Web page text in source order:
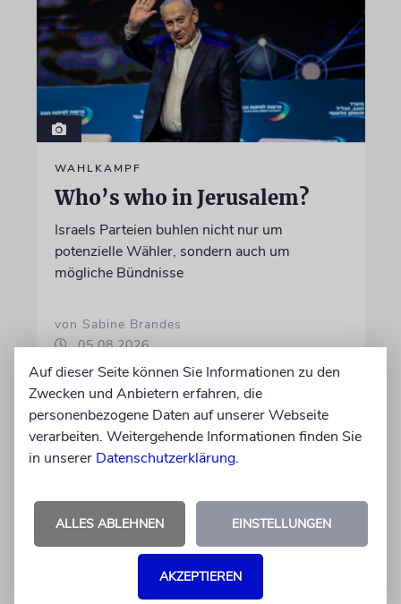
WAHLKAMPF
Who’s who in Jerusalem?
Israels Parteien buhlen nicht nur um
potenzielle Wähler, sondern auch um
mögliche Bündnisse
von Sabine Brandes
05.08.2026
Auf dieser Seite können Sie Informationen zu den
Zwecken und Anbietern erfahren, die
personenbezogene Daten auf unserer Webseite
verarbeiten. Weitergehende Informationen finden Sie
in unserer Datenschutzerklärung.
ALLES ABLEHNEN EINSTELLUNGEN
AKZEPTIEREN